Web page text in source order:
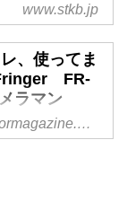
ューサーなど
日本正規代理
ります。マウ
販は焦点工房
。
www.stkb.jp
、使ってま
FR-
ラマン
は。月刊「カ
cameraman.motormagazine.co.jp